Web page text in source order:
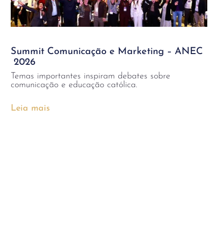
Summit Comunicação e Marketing – ANEC
2026
Temas importantes inspiram debates sobre
comunicação e educação católica.
Leia mais